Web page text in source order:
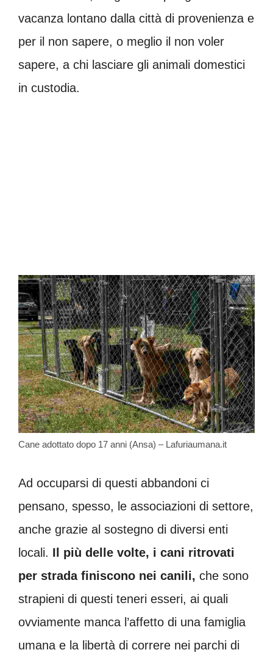
vacanza lontano dalla città di provenienza e
per il non sapere, o meglio il non voler
sapere, a chi lasciare gli animali domestici
in custodia.
Cane adottato dopo 17 anni (Ansa) – Lafuriaumana.it
Ad occuparsi di questi abbandoni ci
pensano, spesso, le associazioni di settore,
anche grazie al sostegno di diversi enti
locali. Il più delle volte, i cani ritrovati
per strada finiscono nei canili, che sono
strapieni di questi teneri esseri, ai quali
ovviamente manca l’affetto di una famiglia
umana e la libertà di correre nei parchi di